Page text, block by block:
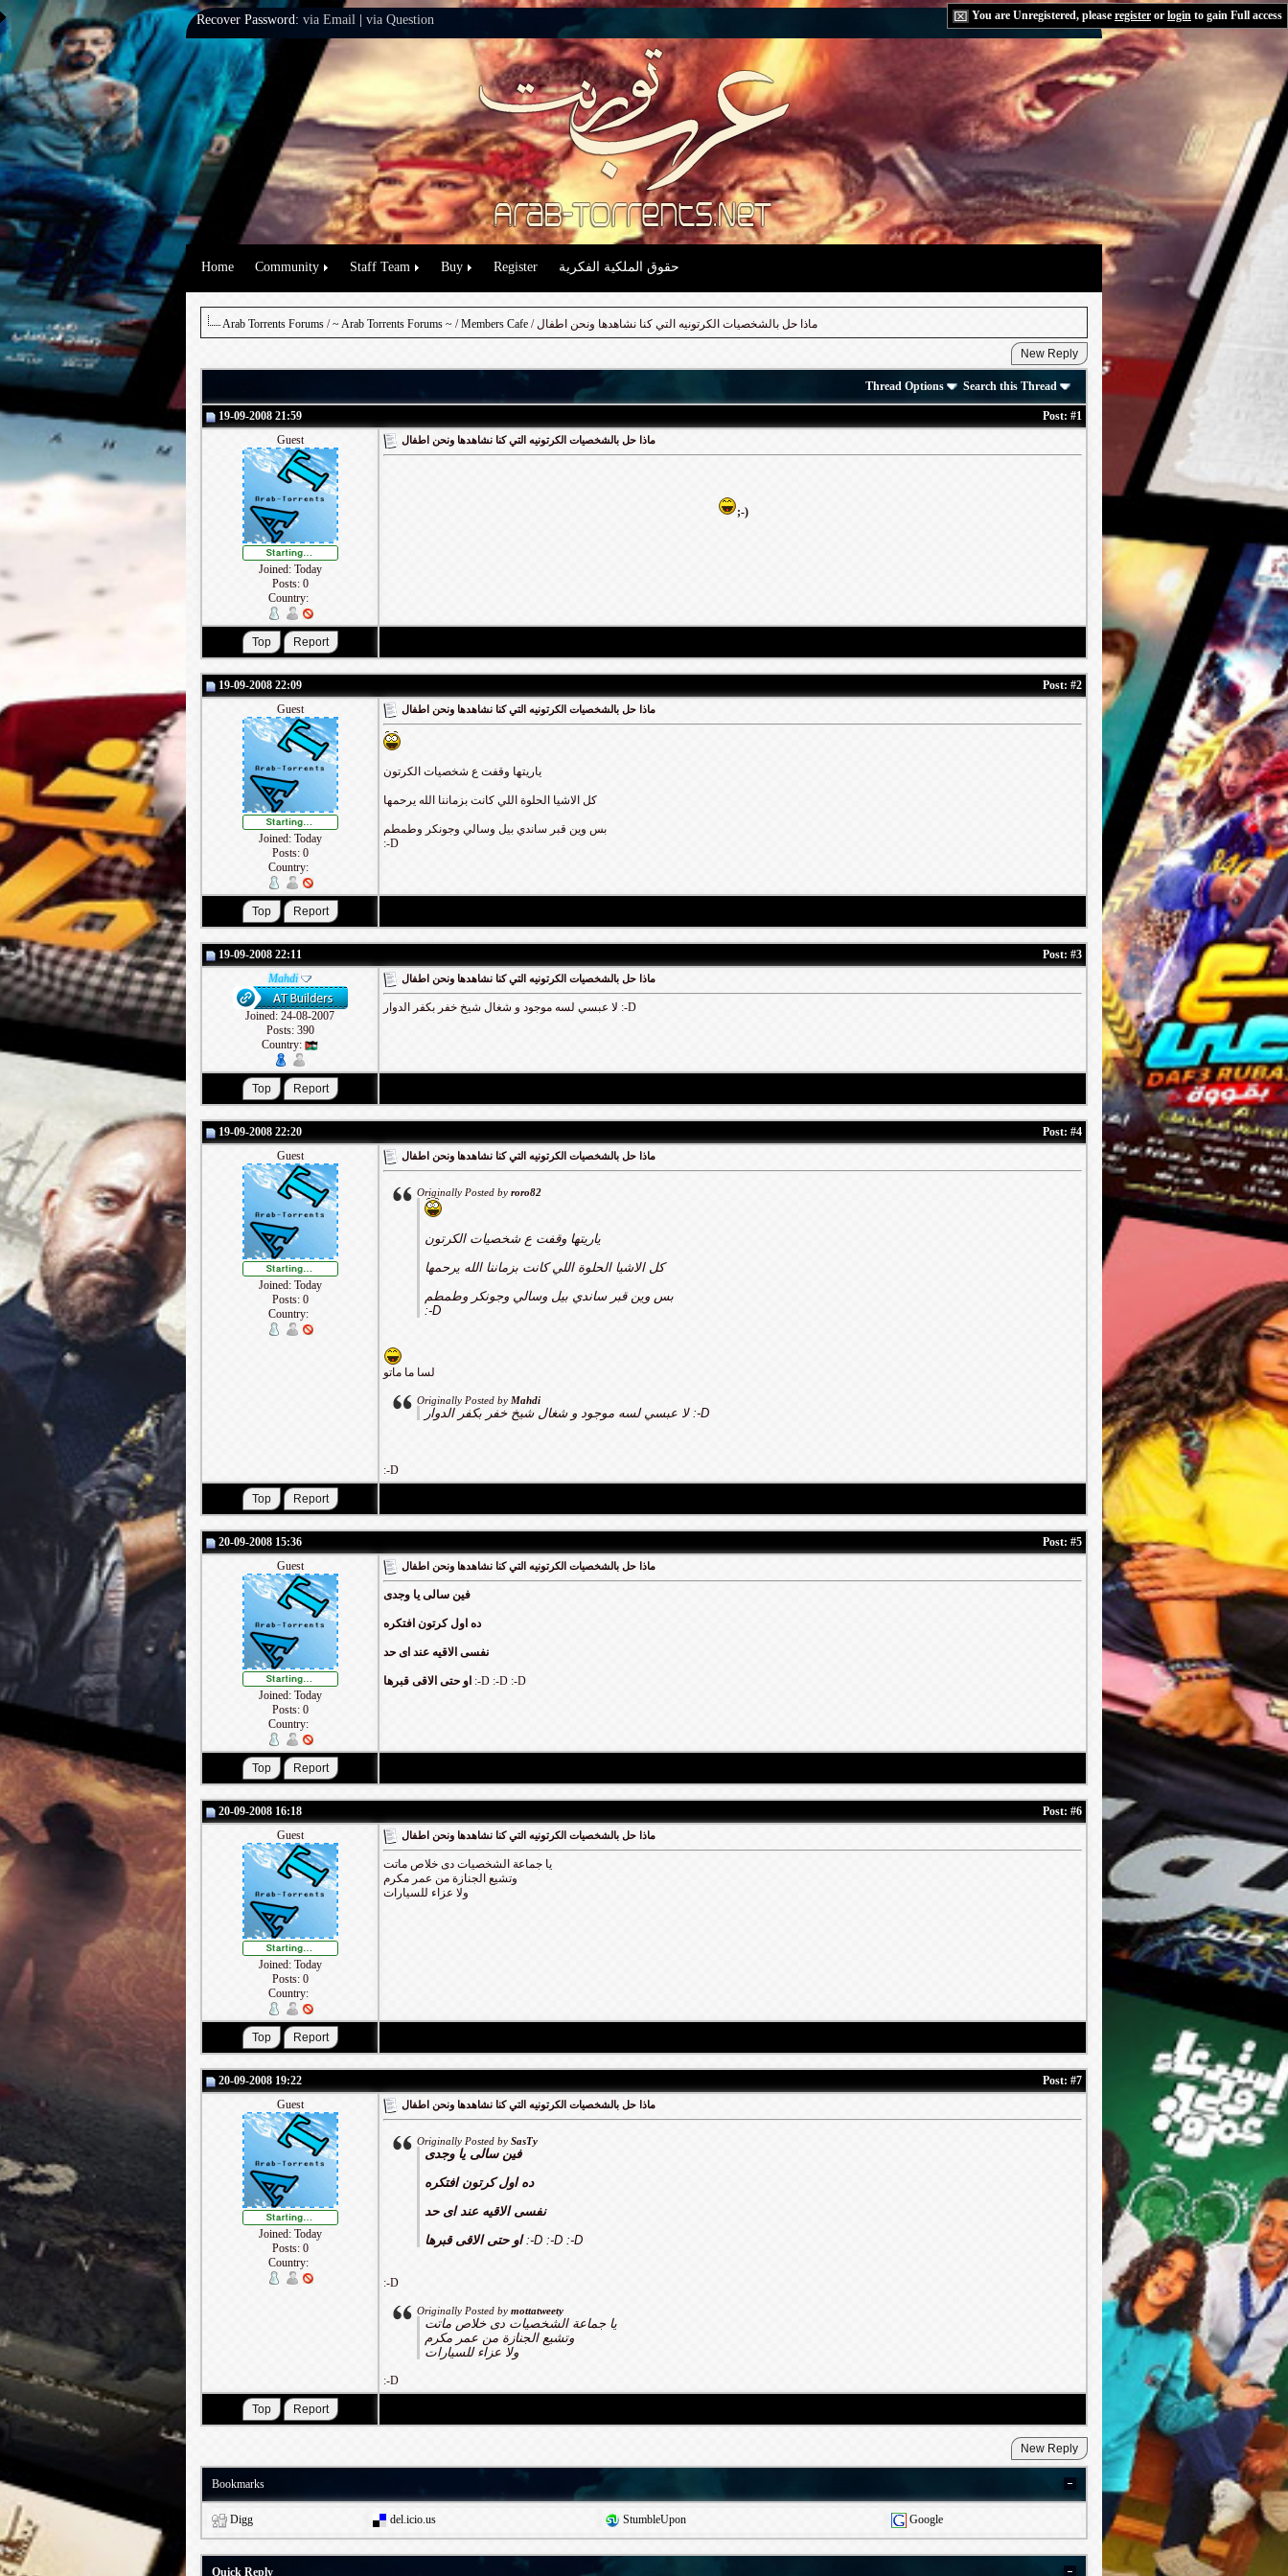
You are Unregistered, please register or login to gain Full access
Recover Password: via Email via Question
Home Community Staff Team Buy Register حقوق الملكية الفكرية
Arab Torrents Forums /~ Arab Torrents Forums ~ /Members Cafe / ماذا حل بالشخصيات الكرتونيه التي كنا نشاهدها ونحن اطفال
Thread Options Search this Thread
Post: #1
19-09-2008 21:59
Guest
Joined: Today
Posts: 0
Country:
ماذا حل بالشخصيات الكرتونيه التي كنا نشاهدها ونحن اطفال
;-)
Post: #2
19-09-2008 22:09
Guest
Joined: Today
Posts: 0
Country:
ماذا حل بالشخصيات الكرتونيه التي كنا نشاهدها ونحن اطفال
ياريتها وقفت ع شخصيات الكرتون
كل الاشيا الحلوة اللي كانت بزماننا الله يرحمها
بس وين قبر ساندي بيل وسالي وجونكر وطمطم
:-D
Post: #3
19-09-2008 22:11
Mahdi
Joined: 24-08-2007
Posts: 390
Country:
ماذا حل بالشخصيات الكرتونيه التي كنا نشاهدها ونحن اطفال
لا عبسي لسه موجود و شغال شيخ خفر بكفر الدوار :-D
Post: #4
19-09-2008 22:20
Guest
Joined: Today
Posts: 0
Country:
ماذا حل بالشخصيات الكرتونيه التي كنا نشاهدها ونحن اطفال
Originally Posted by roro82
ياريتها وقفت ع شخصيات الكرتون
كل الاشيا الحلوة اللي كانت بزماننا الله يرحمها
بس وين قبر ساندي بيل وسالي وجونكر وطمطم
:-D
لسا ما ماتو
Originally Posted by Mahdi
لا عبسي لسه موجود و شغال شيخ خفر بكفر الدوار :-D
:-D
Post: #5
20-09-2008 15:36
Guest
Joined: Today
Posts: 0
Country:
ماذا حل بالشخصيات الكرتونيه التي كنا نشاهدها ونحن اطفال
فين سالى يا وجدى
ده اول كرتون افتكره
نفسى الاقيه عند اى حد
او حتى الاقى قبرها :-D :-D :-D
Post: #6
20-09-2008 16:18
Guest
Joined: Today
Posts: 0
Country:
ماذا حل بالشخصيات الكرتونيه التي كنا نشاهدها ونحن اطفال
يا جماعة الشخصيات دى خلاص ماتت
وتشيع الجنازة من عمر مكرم
ولا عزاء للسيارات
Post: #7
20-09-2008 19:22
Guest
Joined: Today
Posts: 0
Country:
ماذا حل بالشخصيات الكرتونيه التي كنا نشاهدها ونحن اطفال
Originally Posted by SasTy
فين سالى يا وجدى
ده اول كرتون افتكره
نفسى الاقيه عند اى حد
او حتى الاقى قبرها:-D :-D :-D
:-D
Originally Posted by mottatweety
يا جماعة الشخصيات دى خلاص ماتت
وتشيع الجنازة من عمر مكرم
ولا عزاء للسيارات
:-D
Bookmarks
Digg del.icio.us StumbleUpon Google
Quick Reply